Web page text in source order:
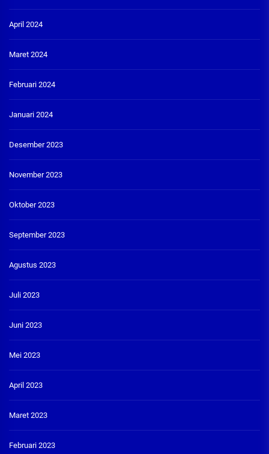
April 2024
Maret 2024
Februari 2024
Januari 2024
Desember 2023
November 2023
Oktober 2023
September 2023
Agustus 2023
Juli 2023
Juni 2023
Mei 2023
April 2023
Maret 2023
Februari 2023